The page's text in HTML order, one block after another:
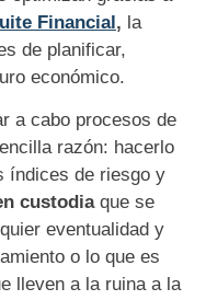
Financial, la
de planificar,
económico.
a cabo procesos de
razón: hacerlo
índices de riesgo y
custodiaque se
eventualidad y
o lo que es
lleven a la ruina a la